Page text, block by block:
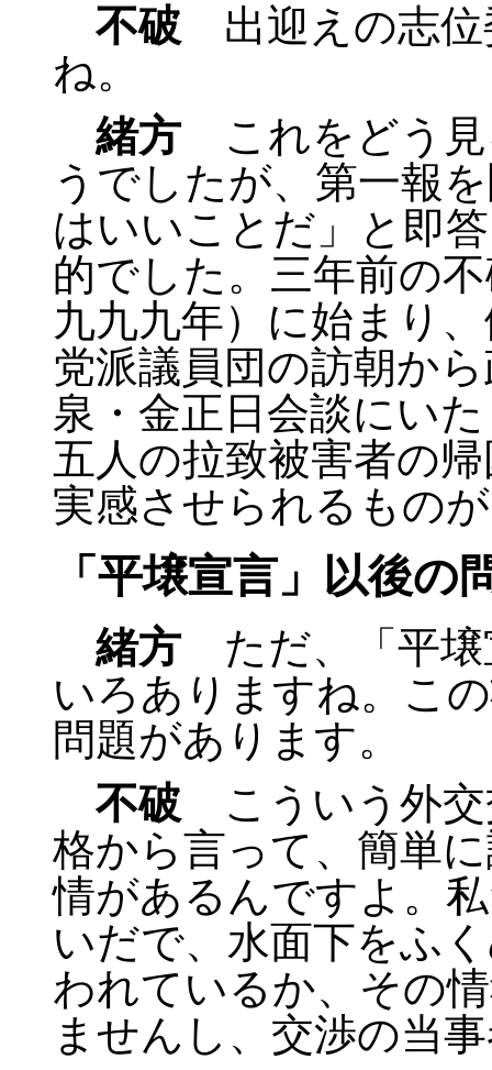
不破 出迎えの志位
ね。
緒方 これをどう見
うでしたが、第一報
はいいことだ」と即
的でした。三年前の
九九九年）に始まり
党派議員団の訪朝か
泉・金正日会談にい
五人の拉致被害者の
実感させられるもの
「平壌宣言」以後の
緒方 ただ、「平壌
いろありますね。こ
問題があります。
不破 こういう外交
格から言って、簡単
情があるんですよ。
いだで、水面下をふ
われているか、その
ませんし、交渉の当